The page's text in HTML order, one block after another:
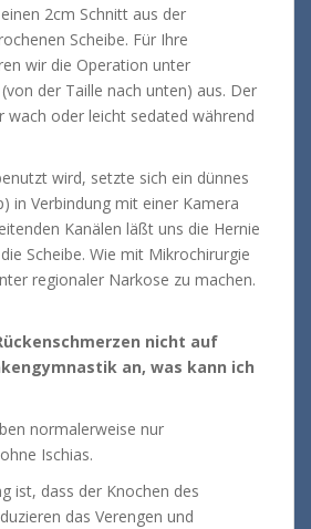
2cm Schnitt aus der
Scheibe. Für Ihre
wir die Operation unter
der Taille nach unten) aus. Der
wach oder leicht sedated während
wird, setzte sich ein dünnes
in Verbindung mit einer Kamera
Kanälen läßt uns die Hernie
Scheibe. Wie mit Mikrochirurgie
regionaler Narkose zu machen.
nicht auf
an, was kann ich
normalerweise nur
Ischias.
ist, dass der Knochen des
das Verengen und